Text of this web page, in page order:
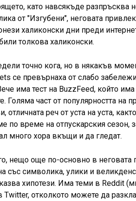
като навсякъде разпръсква
от "Изгубени", неговата
халиконски дни преди
толкова халиконски.
точно кога, но в някакъв
се превърнаха от слабо
има тест на BuzzFeed, който
Голяма част от популярността на
отличната реч от уста на уста,
по време на отпускарския сезон,
много хора вкъщи и да гледат.
нещо още по-основно в неговата
със символика, улики и
хипотези. Има теми в Reddit
Twitter, отколкото можете да